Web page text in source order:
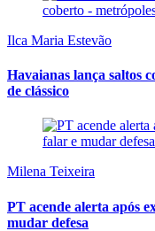
Ilca Maria Estevão
Havaianas lança saltos
de clássico
Milena Teixeira
PT acende alerta após
mudar defesa